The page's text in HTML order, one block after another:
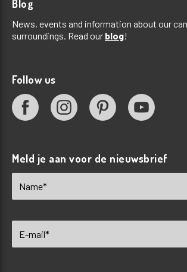
Blog
News, events and information about our
surroundings. Read our blog!
Follow us
Meld je aan voor de nieuwsbrief